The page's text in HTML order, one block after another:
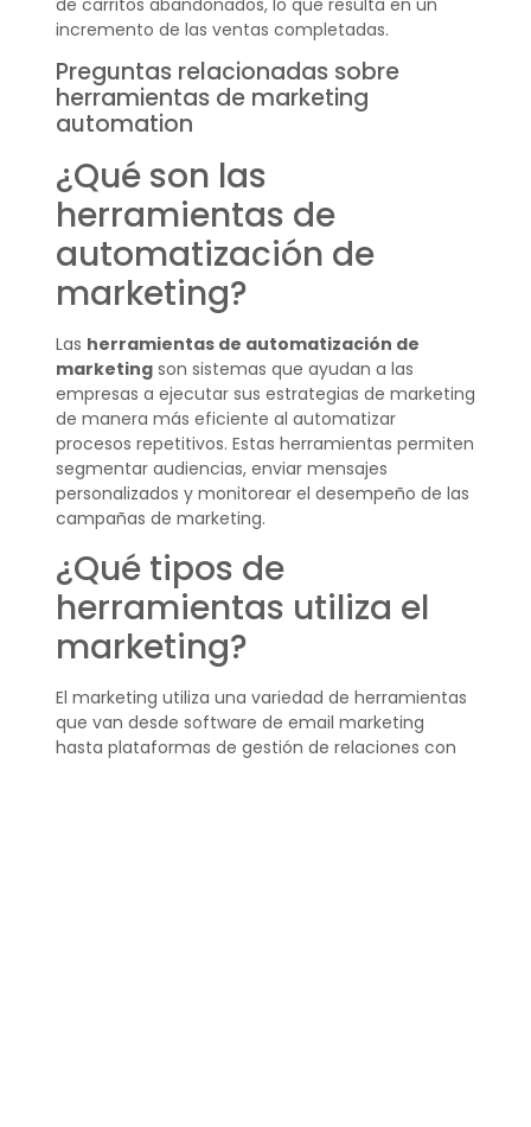
incremento de las ventas completadas.
Preguntas relacionadas sobre
herramientas de marketing
automation
¿Qué son las
herramientas de
automatización de
marketing?
Las herramientas de automatización de
marketingson sistemas que ayudan a las
empresas a ejecutar sus estrategias de marketing
de manera más eficiente al automatizar
procesos repetitivos. Estas herramientas permiten
segmentar audiencias, enviar mensajes
personalizados y monitorear el desempeño de las
campañas de marketing.
¿Qué tipos de
herramientas utiliza el
marketing?
El marketing utiliza una variedad de herramientas
que van desde software de email marketing
hasta plataformas de gestión de relaciones con